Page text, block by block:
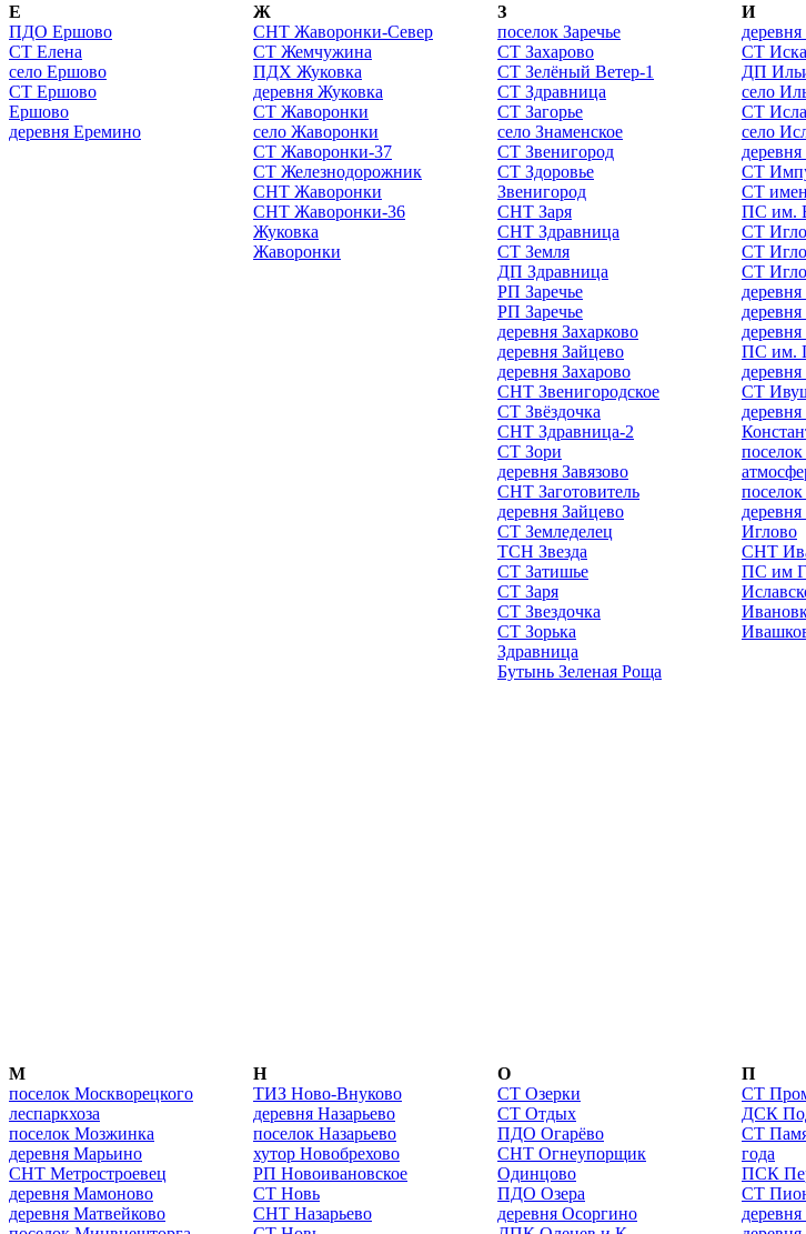
Е
ПДО Ершово
СТ Елена
село Ершово
СТ Ершово
Ершово
деревня Еремино
Ж
СНТ Жаворонки-Север
СТ Жемчужина
ПДХ Жуковка
деревня Жуковка
СТ Жаворонки
село Жаворонки
СТ Жаворонки-37
СТ Железнодорожник
СНТ Жаворонки
СНТ Жаворонки-36
Жуковка
Жаворонки
З
поселок Заречье
СТ Захарово
СТ Зелёный Ветер-1
СТ Здравница
СТ Загорье
село Знаменское
СТ Звенигород
СТ Здоровье
Звенигород
СНТ Заря
СНТ Здравница
СТ Земля
ДП Здравница
РП Заречье
РП Заречье
деревня Захарково
деревня Зайцево
деревня Захарово
СНТ Звенигородское
СТ Звёздочка
СНТ Здравница-2
СТ Зори
деревня Завязово
СНТ Заготовитель
деревня Зайцево
СТ Земледелец
ТСН Звезда
СТ Затишье
СТ Заря
СТ Звездочка
СТ Зорька
Здравница
Бутынь Зеленая Роща
И
СТ
ДП
село
СТ
село
СТ
СТ
ПС им.
СТ
СТ
СТ
ПС им.
СТ
Иглово
СНТ
ПС им
М
поселок Москворецкого
леспаркхоза
поселок Мозжинка
деревня Марьино
СНТ Метростроевец
деревня Мамоново
деревня Матвейково
Н
ТИЗ Ново-Внуково
деревня Назарьево
поселок Назарьево
хутор Новобрехово
РП Новоивановское
СТ Новь
СНТ Назарьево
О
СТ Озерки
СТ Отдых
ПДО Огарёво
СНТ Огнеупорщик
Одинцово
ПДО Озера
деревня Осоргино
П
СТ
ДСК
СТ
года
ПСК
СТ